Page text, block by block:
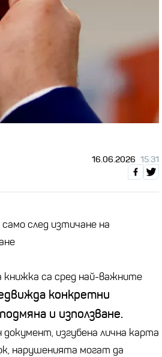
16.06.2026 15:31
след изтичане на
са сред най-важните
конкретни
и използване.
изгубена лична карта
нарушенията могат да